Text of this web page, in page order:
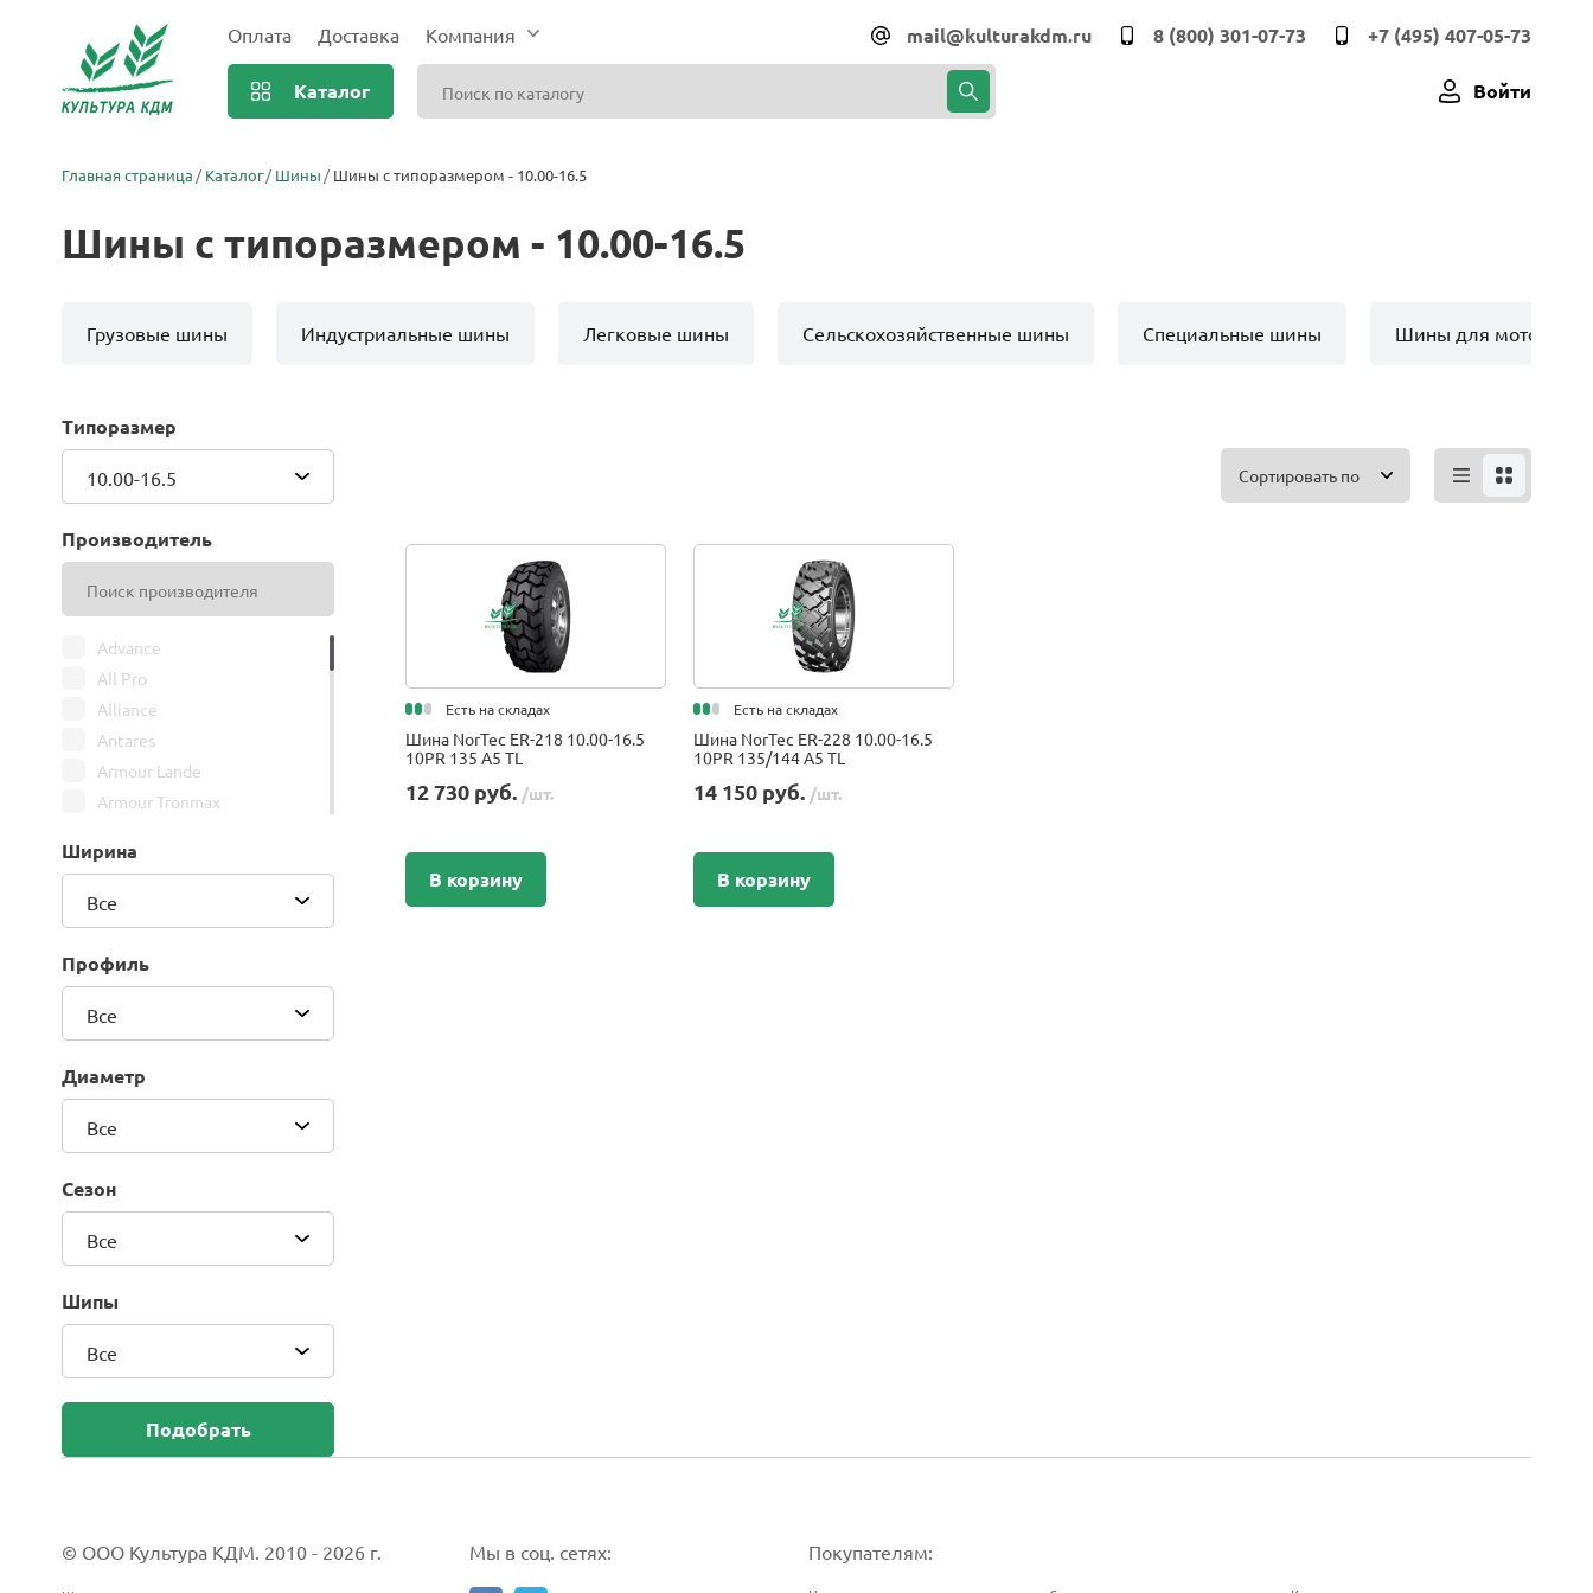
Оплата Доставка Компания +7 (495) 407-05-73
8 (800) 301-07-73
mail@kulturakdm.ru
Каталог Войти
Главная страница Каталог Шины Шины с типоразмером - 10.00-16.5
Шины с типоразмером - 10.00-16.5
Грузовые шины Индустриальные шины Легковые шины Сельскохозяйственные шины Специальные шины Шины для мото
Типоразмер
10.00-16.5
Производитель
Advance
All Pro
Alliance
Antares
Armour Lande
Armour Tronmax
ATIRE
Bars
Belshina
BFGoodrich
BK Trailer
BKT
Camso (Solideal)
CEAT
Composit
Continental
Cordiant
CrossWind
Ширина
Все
Профиль
Все
Диаметр
Все
Сезон
Все
Шипы
Все
Подобрать
Сортировать по
Есть на складах
Шина NorTec ER-218 10.00-16.5
10PR 135 A5 TL
12 730 руб. /шт.
В корзину
Есть на складах
Шина NorTec ER-228 10.00-16.5
10PR 135/144 A5 TL
14 150 руб. /шт.
В корзину
© ООО Культура КДМ. 2010 - 2026 г. Мы в соц. сетях: Покупателям: